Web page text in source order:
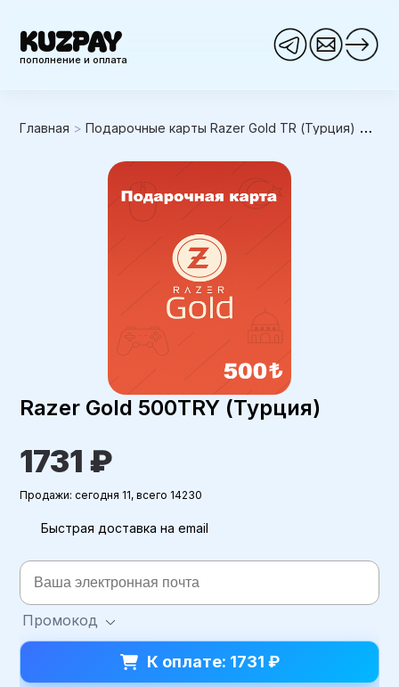
KUZPAY
пополнение и оплата
Главная >Подарочные карты Razer Gold TR (Турция) >
Razer Gold 500TRY (Турция)
1731 ₽
Продажи: сегодня 11, всего 14230
Быстрая доставка на email
Промокод
К оплате: 1731 ₽